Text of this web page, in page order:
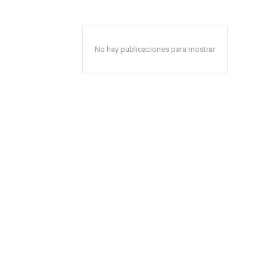
No hay publicaciones para mostrar